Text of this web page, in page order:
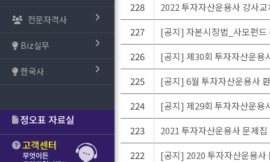
전문자격사
Biz실무
한국사
228
2022 투자자산운용사 강사
227
[공지] 자본시장법_사모펀드
226
[공지] 제30회 투자자산운용
225
[공지] 6월 투자자산운용사
224
[공지] 제29회 투자자산운용
223
2021 투자자산운용사 문제
222
[공지] 2020 투자자산운용사